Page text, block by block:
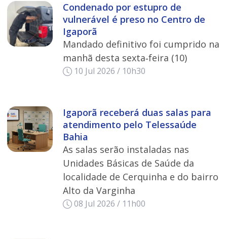
Condenado por estupro de
vulnerável é preso no Centro de
Igaporã
Mandado definitivo foi cumprido na
manhã desta sexta‑feira (10)
10 Jul 2026 / 10h30
Igaporã receberá duas salas para
atendimento pelo Telessaúde
Bahia
As salas serão instaladas nas
Unidades Básicas de Saúde da
localidade de Cerquinha e do bairro
Alto da Varginha
08 Jul 2026 / 11h00